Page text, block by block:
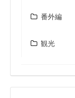
番外編
観光